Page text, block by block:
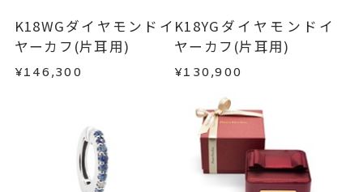
K18WGダイヤモンドイ
ヤーカフ(片耳用)
¥146,300
K18YGダイヤモンドイ
ヤーカフ(片耳用)
¥130,900